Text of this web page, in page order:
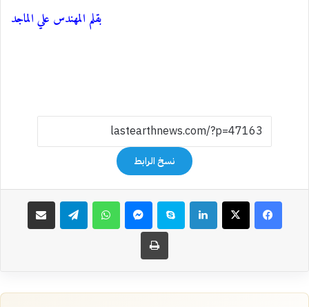
بقلم المهندس علي الماجد
نسخ الرابط
فيسبوك‫X لينكدإن سكايب ماسنجر واتساب تيلقرام مشاركة عبر البريد
طباعة